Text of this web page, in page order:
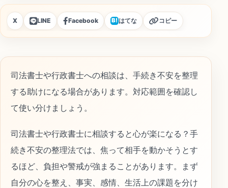
X LINE Facebook B!はてな コピー
司法書士や行政書士への相談は、手続き不安を整理
する助けになる場合があります。対応範囲を確認し
て使い分けましょう。
司法書士や行政書士に相談すると心が楽になる？手
続き不安の整理法では、焦って相手を動かそうとす
るほど、負担や警戒が強まることがあります。まず
自分の心を整え、事実、感情、生活上の課題を分け